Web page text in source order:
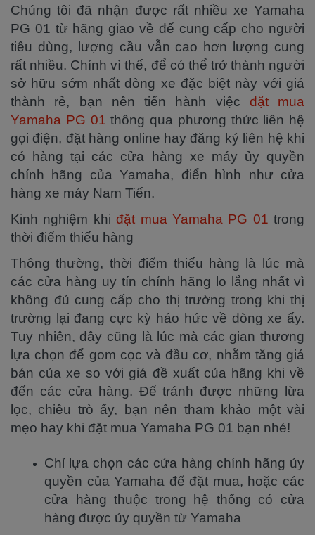
Chúng tôi đã nhận được rất nhiều xe Yamaha
PG 01 từ hãng giao về để cung cấp cho người
tiêu dùng, lượng cầu vẫn cao hơn lượng cung
rất nhiều. Chính vì thế, để có thể trở thành người
sở hữu sớm nhất dòng xe đặc biệt này với giá
thành rẻ, bạn nên tiến hành việc đặt mua
Yamaha PG 01 thông qua phương thức liên hệ
gọi điện, đặt hàng online hay đăng ký liên hệ khi
có hàng tại các cửa hàng xe máy ủy quyền
chính hãng của Yamaha, điển hình như cửa
hàng xe máy Nam Tiến.
Kinh nghiệm khi đặt mua Yamaha PG 01 trong
thời điểm thiếu hàng
Thông thường, thời điểm thiếu hàng là lúc mà
các cửa hàng uy tín chính hãng lo lắng nhất vì
không đủ cung cấp cho thị trường trong khi thị
trường lại đang cực kỳ háo hức về dòng xe ấy.
Tuy nhiên, đây cũng là lúc mà các gian thương
lựa chọn để gom cọc và đầu cơ, nhằm tăng giá
bán của xe so với giá đề xuất của hãng khi về
đến các cửa hàng. Để tránh được những lừa
lọc, chiêu trò ấy, bạn nên tham khảo một vài
mẹo hay khi đặt mua Yamaha PG 01 bạn nhé!
Chỉ lựa chọn các cửa hàng chính hãng ủy
quyền của Yamaha để đặt mua, hoặc các
cửa hàng thuộc trong hệ thống có cửa
hàng được ủy quyền từ Yamaha